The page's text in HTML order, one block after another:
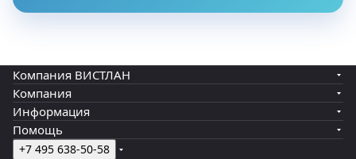
Компания ВИСТЛАН
Компания
Информация
Помощь
+7 495 638-50-58